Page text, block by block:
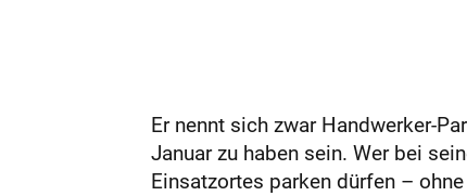
Er nennt sich zwar Handwerker-
Januar zu haben sein. Wer bei
Einsatzortes parken dürfen –